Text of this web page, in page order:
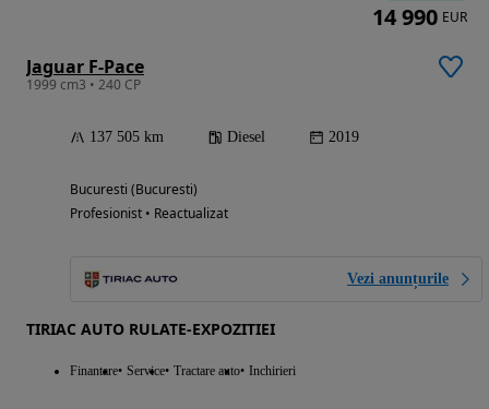
Jaguar F-Pace
1999 cm3 • 240 CP
137 505 km Diesel 2019
Bucuresti (Bucuresti)
Profesionist • Reactualizat
Vezi anunțurile
TIRIAC AUTO RULATE-EXPOZITIEI
Finantare Service Tractare auto Inchirieri
14 990 EUR